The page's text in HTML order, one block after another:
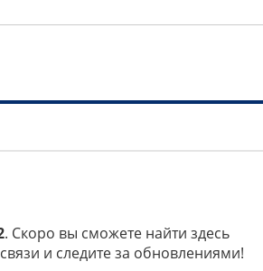
. Скоро вы сможете найти здесь
и следите за обновлениями!